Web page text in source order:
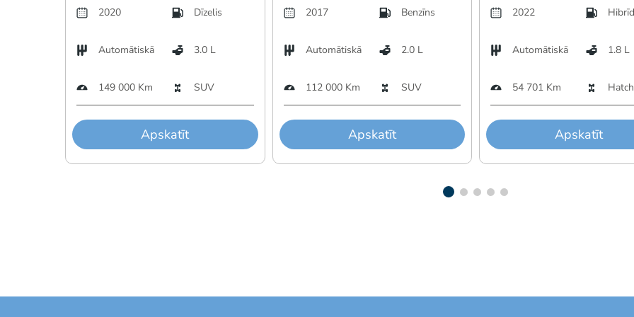
2020 Dīzelis
Automātiskā 3.0 L
149 000 Km SUV
Apskatīt
2017 Benzīns
Automātiskā 2.0 L
112 000 Km SUV
Apskatīt
2022
Automātiskā 1.8 L
54 701 Km
Apskatīt